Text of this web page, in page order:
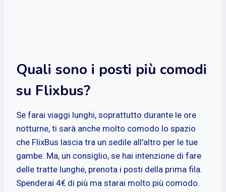
Quali sono i posti più comodi
su Flixbus?
Se farai viaggi lunghi, soprattutto durante le ore
notturne, ti sarà anche molto comodo lo spazio
che FlixBus lascia tra un sedile all'altro per le tue
gambe. Ma, un consiglio, se hai intenzione di fare
delle tratte lunghe, prenota i posti della prima fila.
Spenderai 4€ di più ma starai molto più comodo.